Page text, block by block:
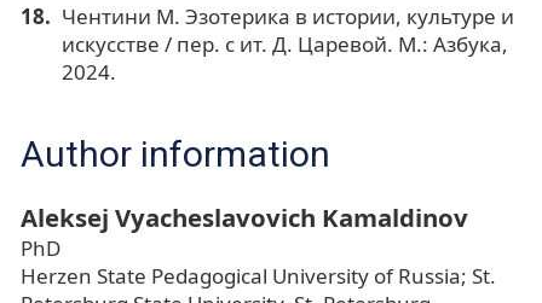
Чентини М. Эзотерика в истории, культуре и
искусстве / пер. с ит. Д. Царевой. М.: Азбука,
2024.
Author information
Aleksej Vyacheslavovich Kamaldinov
PhD
Herzen State Pedagogical University of Russia; St.